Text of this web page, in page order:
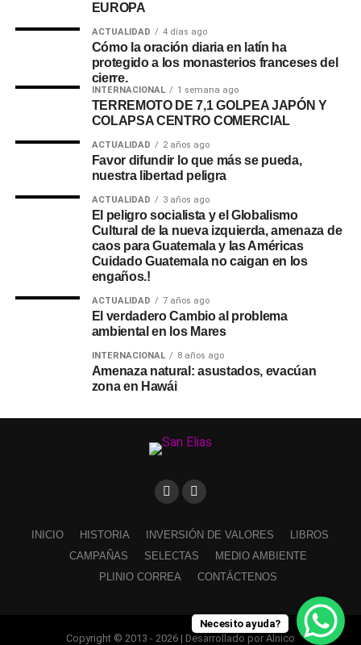
EUROPA
ACTUALIDAD 4 días ago
Cómo la oración diaria en latín ha
protegido a los monasterios franceses del
cierre.
INTERNACIONAL 1 semana ago
TERREMOTO DE 7,1 GOLPEA JAPÓN Y
COLAPSA CENTRO COMERCIAL
ACTUALIDAD 2 años ago
Favor difundir lo que más se pueda,
nuestra libertad peligra
ACTUALIDAD 3 años ago
El peligro socialista y el Globalismo
Cultural de la nueva izquierda, amenaza de
caos para Guatemala y las Américas
Cuidado Guatemala no caigan en los
engaños.!
ACTUALIDAD 7 años ago
El verdadero Cambio al problema
ambiental en los Mares
INTERNACIONAL 8 años ago
Amenaza natural: asustados, evacúan
zona en Hawái
INICIO HISTORIA INVERSIÓN DE VALORES
LIBROS
CAMPAÑAS
SELECTAS
MEDIO AMBIENTE
PLINIO CORREA
CONTÁCTENOS
Copyright © 2013 - 2026 | Desarrollado por Alnico
Necesito ayuda?